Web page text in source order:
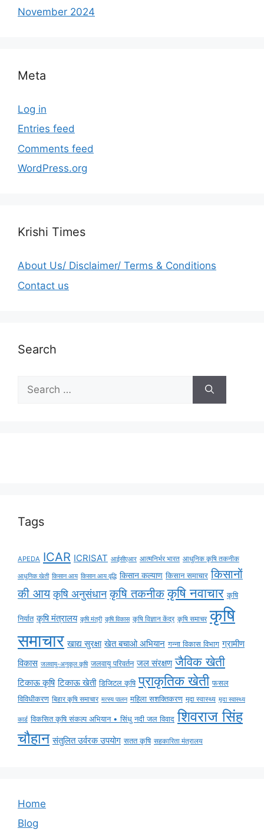
November 2024
Meta
Log in
Entries feed
Comments feed
WordPress.org
Krishi Times
About Us/ Disclaimer/ Terms & Conditions
Contact us
Search
Tags
APEDA ICAR ICRISAT आईसीएआर आत्मनिर्भर भारत आधुनिक कृषि तकनीक
आधुनिक खेती किसान आय किसान आय वृद्धि किसान कल्याण किसान समाचार किसानों
की आय कृषि अनुसंधान कृषि तकनीक कृषि नवाचार कृषि
निर्यात कृषि मंत्रालय कृषि मंत्री कृषि विकास कृषि विज्ञान केंद्र कृषि समाचर कृषि
समाचार खाद्य सुरक्षा खेत बचाओ अभियान गन्ना विकास विभाग ग्रामीण
विकास जलवायु-अनुकूल कृषि जलवायु परिवर्तन जल संरक्षण जैविक खेती
टिकाऊ कृषि टिकाऊ खेती डिजिटल कृषि प्राकृतिक खेती फसल
विविधीकरण बिहार कृषि समाचार मत्स्य पालन महिला सशक्तिकरण मृदा स्वास्थ्य मृदा स्वास्थ्य
कार्ड विकसित कृषि संकल्प अभियान • सिंधु नदी जल विवाद शिवराज सिंह
चौहान संतुलित उर्वरक उपयोग सतत कृषि सहकारिता मंत्रालय
Home
Blog